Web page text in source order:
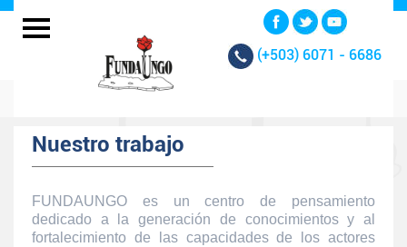
(+503) 6071 - 6686
Nuestro trabajo
FUNDAUNGO es un centro de pensamiento
dedicado a la generación de conocimientos y al
fortalecimiento de las capacidades de los actores